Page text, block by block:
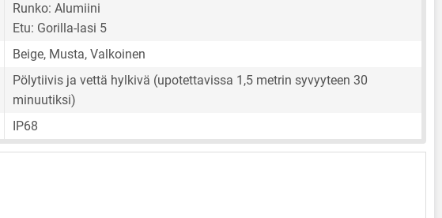
Runko: Alumiini
Etu: Gorilla-lasi 5
Beige, Musta, Valkoinen
Pölytiivis ja vettä hylkivä (upotettavissa 1,5 metrin syvyyteen 30
minuutiksi)
IP68